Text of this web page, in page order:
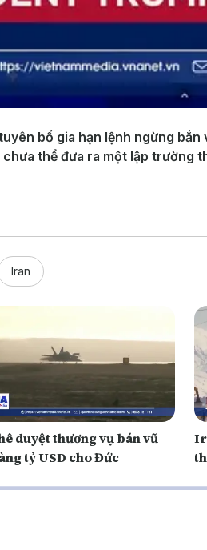
bố gia hạn lệnh ngừng
thể đưa ra một lập trường
Iran
duyệt thương vụ bán vũ
tỷ USD cho Đức